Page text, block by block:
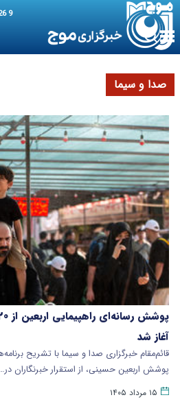
9 August 2026
صدا و سیما
آغاز شد
قائم‌مقام خبرگزاری صدا و سیما با تشریح
پوشش اربعین حسینی، از استقرار خبرنگاران در…
۱۵ مرداد ۱۴۰۵